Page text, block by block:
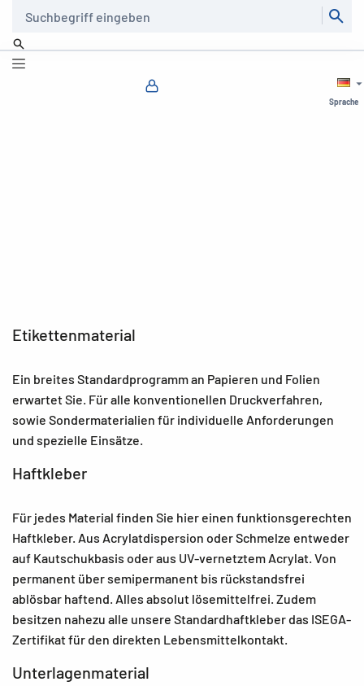
Sprache
Etikettenmaterial
Ein breites Standardprogramm an Papieren und Folien
erwartet Sie. Für alle konventionellen Druckverfahren,
sowie Sondermaterialien für individuelle Anforderungen
und spezielle Einsätze.
Haftkleber
Für jedes Material finden Sie hier einen funktionsgerechten
Haftkleber. Aus Acrylatdispersion oder Schmelze entweder
auf Kautschukbasis oder aus UV-vernetztem Acrylat. Von
permanent über semipermanent bis rückstandsfrei
ablösbar haftend. Alles absolut lösemittelfrei. Zudem
besitzen nahezu alle unsere Standardhaftkleber das ISEGA-
Zertifikat für den direkten Lebensmittelkontakt.
Unterlagenmaterial